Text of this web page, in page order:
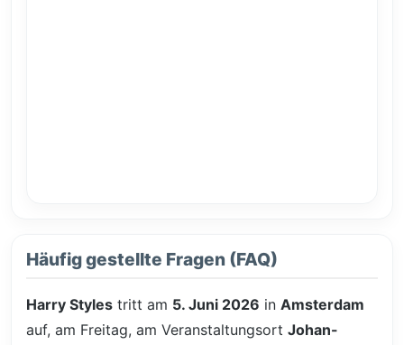
Häufig gestellte Fragen (FAQ)
Harry Styles tritt am 5. Juni 2026 in Amsterdam
auf, am Freitag, am Veranstaltungsort Johan-